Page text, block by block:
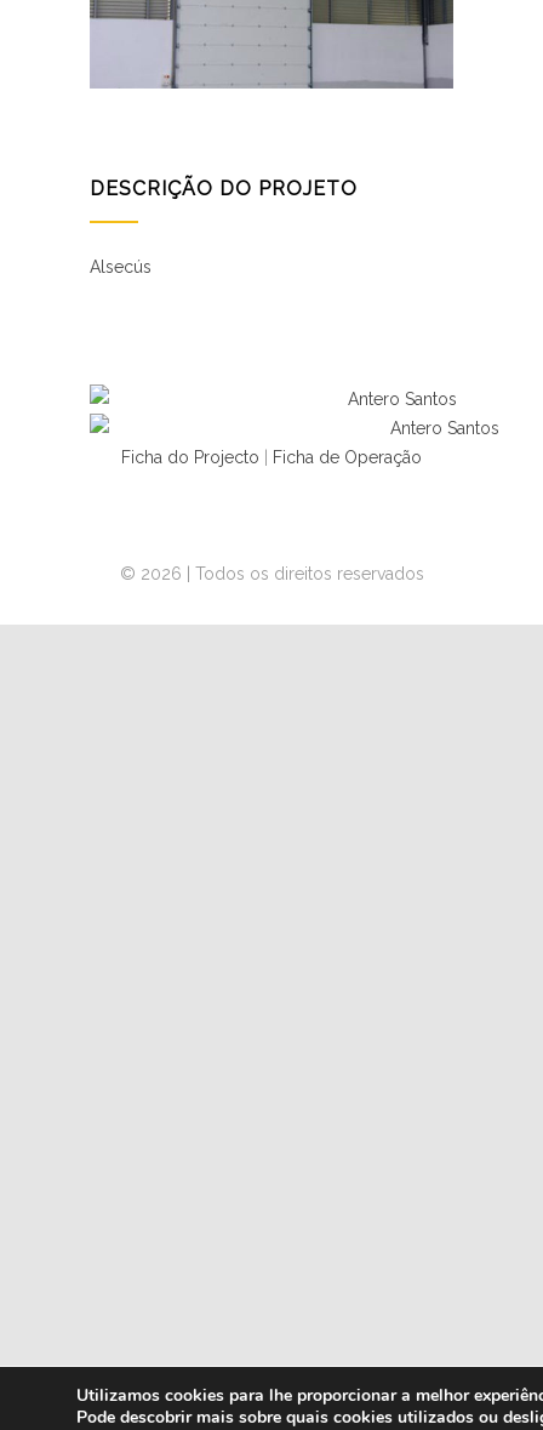
DESCRIÇÃO DO PROJETO
Alsecús
Ficha do Projecto Ficha de Operação
© 2026 | Todos os direitos reservados
Utilizamos cookies para lhe proporcionar a melhor
Pode descobrir mais sobre quais cookies utilizados ou